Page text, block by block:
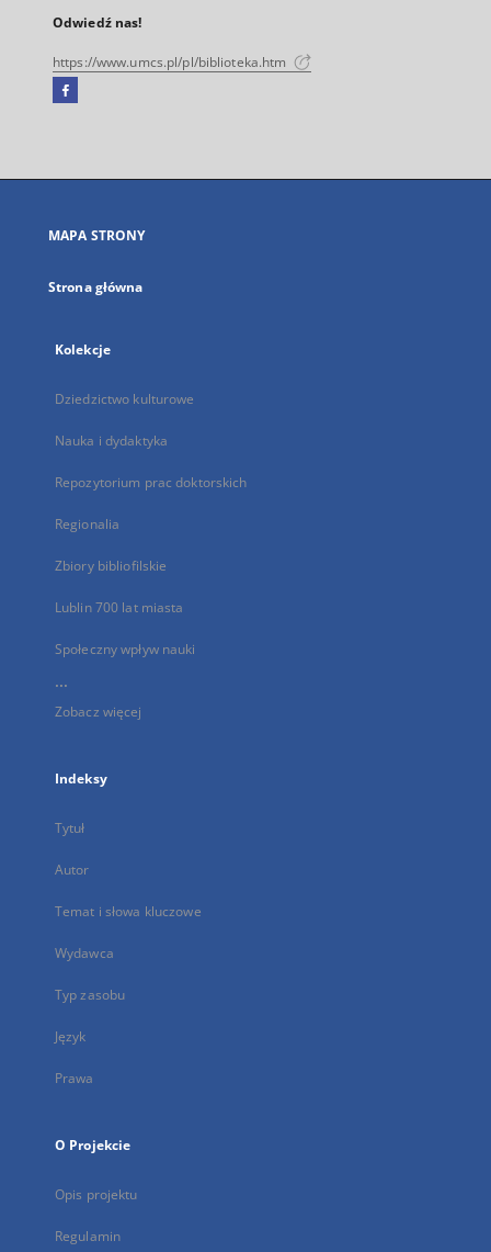
Odwiedź nas!
https://www.umcs.pl/pl/biblioteka.htm
Facebook
się
karcie
MAPA STRONY
Strona główna
Kolekcje
Dziedzictwo kulturowe
Nauka i dydaktyka
Repozytorium prac doktorskich
Regionalia
Zbiory bibliofilskie
Lublin 700 lat miasta
Społeczny wpływ nauki
...
Zobacz więcej
Indeksy
Tytuł
Autor
Temat i słowa kluczowe
Wydawca
Typ zasobu
Język
Prawa
O Projekcie
Opis projektu
Regulamin